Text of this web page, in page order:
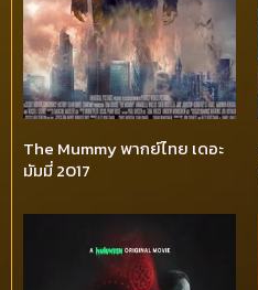
The Mummy พากย์ไทย เดอะ
มัมมี่ 2017